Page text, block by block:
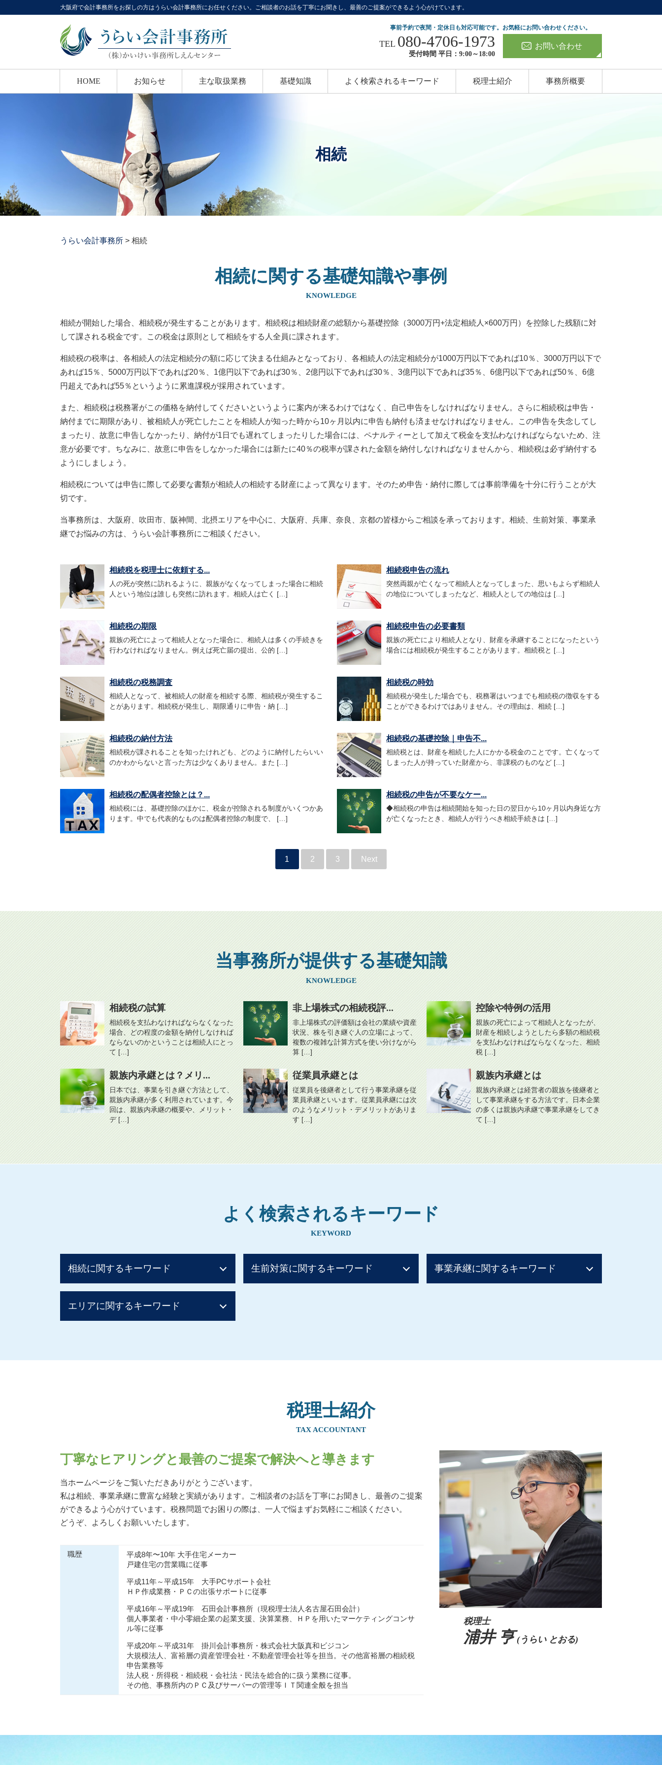
相続
大阪府で会計事務所をお探しの方はうらい会計事務所にお任せください。ご相談者のお話を丁寧にお聞きし、最善のご提案ができるよう心がけています。
事前予約で夜間・定休日も対応可能です。お気軽にお問い合わせください。
TEL 080-4706-1973
受付時間 平日：9:00～18:00
お問い合わせ
HOME お知らせ 主な取扱業務 基礎知識 よく検索されるキーワード 税理士紹介 事務所概要
うらい会計事務所 > 相続
相続に関する基礎知識や事例
KNOWLEDGE
相続が開始した場合、相続税が発生することがあります。相続税は相続財産の総額から基礎控除（3000万円+法定相続人×600万円）を控除した残額に対
して課される税金です。この税金は原則として相続をする人全員に課されます。
相続税の税率は、各相続人の法定相続分の額に応じて決まる仕組みとなっており、各相続人の法定相続分が1000万円以下であれば10％、3000万円以下で
あれば15％、5000万円以下であれば20％、1億円以下であれば30％、2億円以下であれば30％、3億円以下であれば35％、6億円以下であれば50％、6億
円超えであれば55％というように累進課税が採用されています。
また、相続税は税務署がこの価格を納付してくださいというように案内が来るわけではなく、自己申告をしなければなりません。さらに相続税は申告・
納付までに期限があり、被相続人が死亡したことを相続人が知った時から10ヶ月以内に申告も納付も済ませなければなりません。この申告を失念してし
まったり、故意に申告しなかったり、納付が1日でも遅れてしまったりした場合には、ペナルティーとして加えて税金を支払わなければならないため、注
意が必要です。ちなみに、故意に申告をしなかった場合には新たに40％の税率が課された金額を納付しなければなりませんから、相続税は必ず納付する
ようにしましょう。
相続税については申告に際して必要な書類が相続人の相続する財産によって異なります。そのため申告・納付に際しては事前準備を十分に行うことが大
切です。
当事務所は、大阪府、吹田市、阪神間、北摂エリアを中心に、大阪府、兵庫、奈良、京都の皆様からご相談を承っております。相続、生前対策、事業承
継でお悩みの方は、うらい会計事務所にご相談ください。
相続税を税理士に依頼する...
人の死が突然に訪れるように、親族がなくなってしまった場合に相続
人という地位は誰しも突然に訪れます。相続人は亡く […]
相続税申告の流れ
突然両親が亡くなって相続人となってしまった、思いもよらず相続人
の地位についてしまったなど、相続人としての地位は […]
相続税の期限
親族の死亡によって相続人となった場合に、相続人は多くの手続きを
行わなければなりません。例えば死亡届の提出、公的 […]
相続税申告の必要書類
親族の死亡により相続人となり、財産を承継することになったという
場合には相続税が発生することがあります。相続税と […]
相続税の税務調査
相続人となって、被相続人の財産を相続する際、相続税が発生するこ
とがあります。相続税が発生し、期限通りに申告・納 […]
相続税の時効
相続税が発生した場合でも、税務署はいつまでも相続税の徴収をする
ことができるわけではありません。その理由は、相続 […]
相続税の納付方法
相続税が課されることを知ったけれども、どのように納付したらいい
のかわからないと言った方は少なくありません。また […]
相続税の基礎控除｜申告不...
相続税とは、財産を相続した人にかかる税金のことです。亡くなって
しまった人が持っていた財産から、非課税のものなど […]
相続税の配偶者控除とは？...
相続税には、基礎控除のほかに、税金が控除される制度がいくつかあ
ります。中でも代表的なものは配偶者控除の制度で、 […]
相続税の申告が不要なケー...
◆相続税の申告は相続開始を知った日の翌日から10ヶ月以内身近な方
が亡くなったとき、相続人が行うべき相続手続きは […]
1 2 3 Next
当事務所が提供する基礎知識
KNOWLEDGE
相続税の試算
相続税を支払わなければならなくなった
場合、どの程度の金額を納付しなければ
ならないのかということは相続人にとっ
て […]
非上場株式の相続税評...
非上場株式の評価額は会社の業績や資産
状況、株を引き継ぐ人の立場によって、
複数の複雑な計算方式を使い分けながら
算 […]
控除や特例の活用
親族の死亡によって相続人となったが、
財産を相続しようとしたら多額の相続税
を支払わなければならなくなった、相続
税 […]
親族内承継とは？メリ...
日本では、事業を引き継ぐ方法として、
親族内承継が多く利用されています。今
回は、親族内承継の概要や、メリット・
デ […]
従業員承継とは
従業員を後継者として行う事業承継を従
業員承継といいます。従業員承継には次
のようなメリット・デメリットがありま
す […]
親族内承継とは
親族内承継とは経営者の親族を後継者と
して事業承継をする方法です。日本企業
の多くは親族内承継で事業承継をしてき
て […]
よく検索されるキーワード
KEYWORD
相続に関するキーワード
相続税 いくら
相続税 早見表
相続税 基礎控除 申告
相続税 申告
相続税 控除
相続税早見表 改正
相続税 非課税財産
相続税とは 簡単に
生前対策に関するキーワード
生前贈与 子供
贈与税 住宅 非課税 申告
贈与税 非課税 住宅
生前贈与 現金 手渡し
実家 名義変更 生前贈与
暦年贈与
贈与税 計算
事業承継に関するキーワード
事業譲渡
m&a 個人
後継者 募集 飲食
事業継承 マッチング 個人
喫茶店 後継者 募集
事業承継 後継者募集
親族内承継 株式譲渡
エリアに関するキーワード
事業承継 阪神間
生前対策 吹田市
相続 北摂エリア
生前対策 阪神間
生前対策 京都府
事業承継 大阪府
事業承継 兵庫県
税理士紹介
TAX ACCOUNTANT
税理士
浦井 亨 (うらい とおる)
丁寧なヒアリングと最善のご提案で解決へと導きます
当ホームページをご覧いただきありがとうございます。
私は相続、事業承継に豊富な経験と実績があります。ご相談者のお話を丁寧にお聞きし、最善のご提案
ができるよう心がけています。税務問題でお困りの際は、一人で悩まずお気軽にご相談ください。
どうぞ、よろしくお願いいたします。
職歴
平成8年〜10年 大手住宅メーカー
戸建住宅の営業職に従事
平成11年～平成15年 大手PCサポート会社
ＨＰ作成業務・ＰＣの出張サポートに従事
平成16年～平成19年 石田会計事務所（現税理士法人名古屋石田会計）
個人事業者・中小零細企業の起業支援、決算業務、ＨＰを用いたマーケティングコンサ
ル等に従事
平成20年～平成31年 掛川会計事務所・株式会社大阪真和ビジコン
大規模法人、富裕層の資産管理会社・不動産管理会社等を担当。その他富裕層の相続税
申告業務等
法人税・所得税・相続税・会社法・⺠法を総合的に扱う業務に従事。
その他、事務所内のＰＣ及びサーバーの管理等ＩＴ関連全般を担当